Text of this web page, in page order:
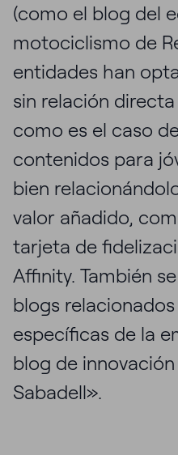
(como el blog del
motociclismo de
entidades han
sin relación
como es el caso
contenidos para
bien
valor añadido,
tarjeta de
Affinity. También
blogs
específicas de la
blog de
Sabadell».